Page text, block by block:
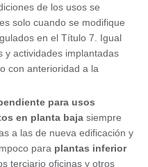
de los usos se
solo cuando se modifique
en el Título 7. Igual
y actividades implantadas
con anterioridad a la
para usos
en planta baja siempre
a las de nueva edificación y
para plantas inferior
terciario oficinas y otros